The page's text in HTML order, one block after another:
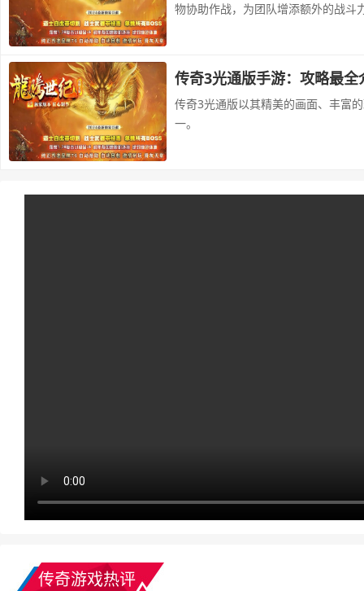
物协助作战，为团队增添额外的战斗
传奇3光通版手游：攻略最
传奇3光通版以其精美的画面、丰富
一。
传奇游戏热评